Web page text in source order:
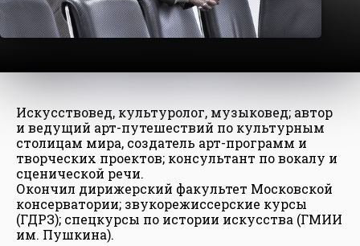
Искусствовед, культуролог, музыковед; автор
и ведущий арт-путешествий по культурным
столицам мира, создатель арт-программ и
творческих проектов; консультант по вокалу и
сценической речи.
Окончил дирижерский факультет Московской
консерватории; звукорежиссерские курсы
(ГДРЗ); спецкурсы по истории искусства (ГМИИ
им. Пушкина).